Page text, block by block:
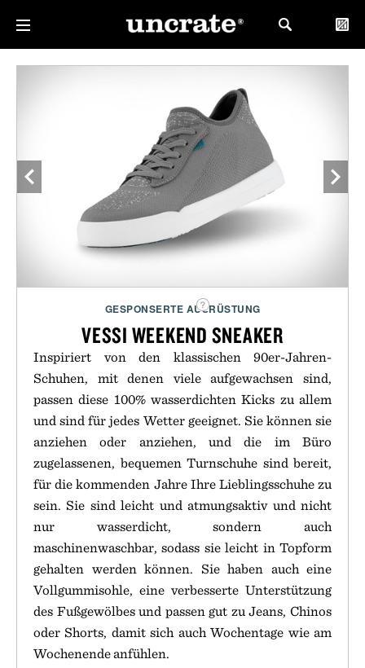
GESPONSERTE AUSRÜSTUNG
VESSI WEEKEND SNEAKER
Inspiriert von den klassischen 90er-Jahren-
Schuhen, mit denen viele aufgewachsen sind,
passen diese 100% wasserdichten Kicks zu allem
und sind für jedes Wetter geeignet. Sie können sie
anziehen oder anziehen, und die im Büro
zugelassenen, bequemen Turnschuhe sind bereit,
für die kommenden Jahre Ihre Lieblingsschuhe zu
sein. Sie sind leicht und atmungsaktiv und nicht
nur wasserdicht, sondern auch
maschinenwaschbar, sodass sie leicht in Topform
gehalten werden können. Sie haben auch eine
Vollgummisohle, eine verbesserte Unterstützung
des Fußgewölbes und passen gut zu Jeans, Chinos
oder Shorts, damit sich auch Wochentage wie am
Wochenende anfühlen.